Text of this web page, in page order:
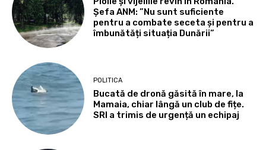
Șefa ANM: ”Nu sunt suficiente
pentru a combate seceta și pentru a
îmbunătăți situația Dunării”
POLITICA
Bucată de dronă găsită în mare, la
Mamaia, chiar lângă un club de fițe.
SRI a trimis de urgență un echipaj